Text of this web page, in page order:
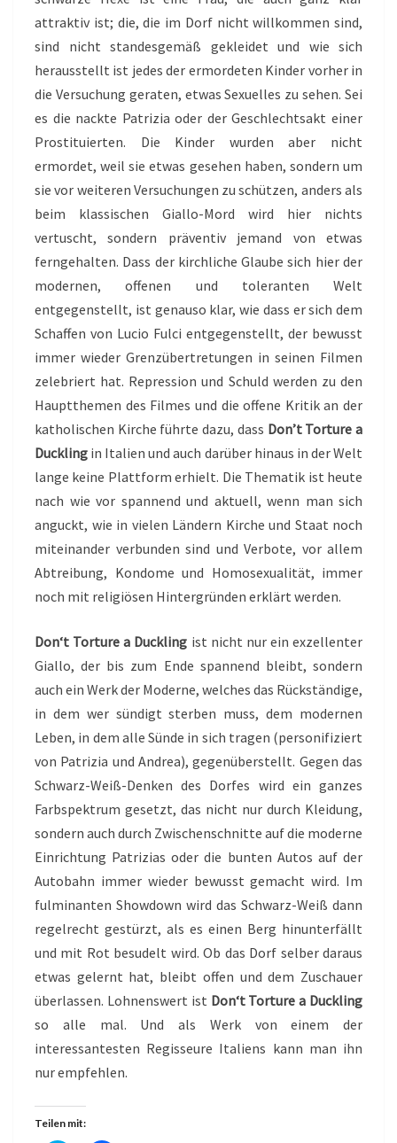
attraktiv ist; die, die im Dorf nicht willkommen sind,
sind nicht standesgemäß gekleidet und wie sich
herausstellt ist jedes der ermordeten Kinder vorher in
die Versuchung geraten, etwas Sexuelles zu sehen. Sei
es die nackte Patrizia oder der Geschlechtsakt einer
Prostituierten. Die Kinder wurden aber nicht
ermordet, weil sie etwas gesehen haben, sondern um
sie vor weiteren Versuchungen zu schützen, anders als
beim klassischen Giallo-Mord wird hier nichts
vertuscht, sondern präventiv jemand von etwas
ferngehalten. Dass der kirchliche Glaube sich hier der
modernen, offenen und toleranten Welt
entgegenstellt, ist genauso klar, wie dass er sich dem
Schaffen von Lucio Fulci entgegenstellt, der bewusst
immer wieder Grenzübertretungen in seinen Filmen
zelebriert hat. Repression und Schuld werden zu den
Hauptthemen des Filmes und die offene Kritik an der
katholischen Kirche führte dazu, dass Don’t Torture a
Duckling in Italien und auch darüber hinaus in der Welt
lange keine Plattform erhielt. Die Thematik ist heute
nach wie vor spannend und aktuell, wenn man sich
anguckt, wie in vielen Ländern Kirche und Staat noch
miteinander verbunden sind und Verbote, vor allem
Abtreibung, Kondome und Homosexualität, immer
noch mit religiösen Hintergründen erklärt werden.
Don‘t Torture a Duckling ist nicht nur ein exzellenter
Giallo, der bis zum Ende spannend bleibt, sondern
auch ein Werk der Moderne, welches das Rückständige,
in dem wer sündigt sterben muss, dem modernen
Leben, in dem alle Sünde in sich tragen (personifiziert
von Patrizia und Andrea), gegenüberstellt. Gegen das
Schwarz-Weiß-Denken des Dorfes wird ein ganzes
Farbspektrum gesetzt, das nicht nur durch Kleidung,
sondern auch durch Zwischenschnitte auf die moderne
Einrichtung Patrizias oder die bunten Autos auf der
Autobahn immer wieder bewusst gemacht wird. Im
fulminanten Showdown wird das Schwarz-Weiß dann
regelrecht gestürzt, als es einen Berg hinunterfällt
und mit Rot besudelt wird. Ob das Dorf selber daraus
etwas gelernt hat, bleibt offen und dem Zuschauer
überlassen. Lohnenswert ist Don‘t Torture a Duckling
so alle mal. Und als Werk von einem der
interessantesten Regisseure Italiens kann man ihn
nur empfehlen.
Teilen mit: